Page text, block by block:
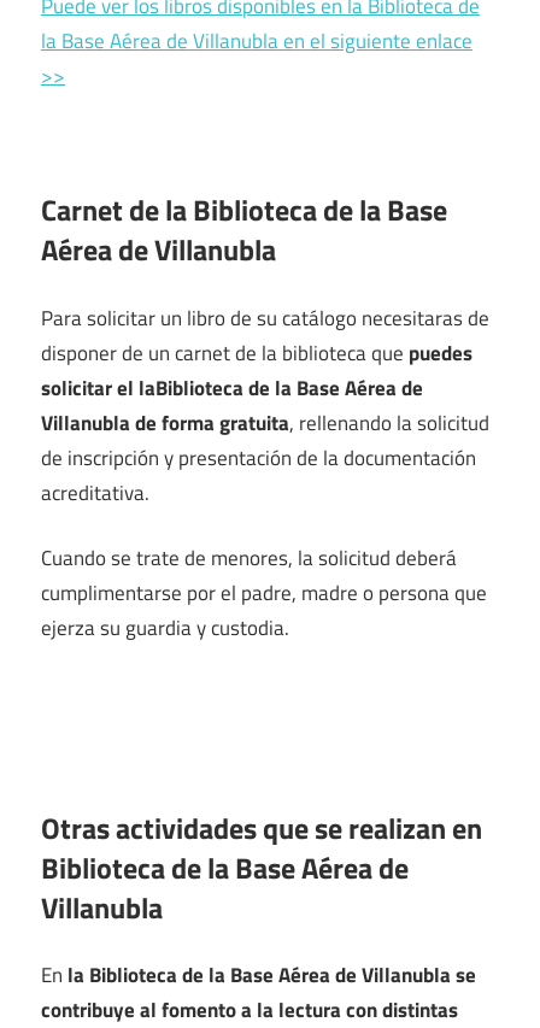
Puede ver los libros disponibles en la Biblioteca de
la Base Aérea de Villanubla en el siguiente enlace
>>
Carnet de la Biblioteca de la Base
Aérea de Villanubla
Para solicitar un libro de su catálogo necesitaras de
disponer de un carnet de la biblioteca que puedes
solicitar el laBiblioteca de la Base Aérea de
Villanubla de forma gratuita, rellenando la solicitud
de inscripción y presentación de la documentación
acreditativa.
Cuando se trate de menores, la solicitud deberá
cumplimentarse por el padre, madre o persona que
ejerza su guardia y custodia.
Otras actividades que se realizan en
Biblioteca de la Base Aérea de
Villanubla
En la Biblioteca de la Base Aérea de Villanubla se
contribuye al fomento a la lectura con distintas